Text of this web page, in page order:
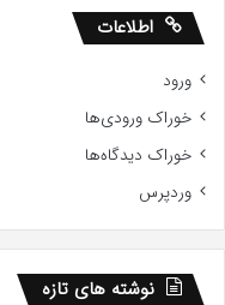
اطلاعات
ورود
خوراک ورودی‌ها
خوراک دیدگاه‌ها
وردپرس
نوشته های تازه